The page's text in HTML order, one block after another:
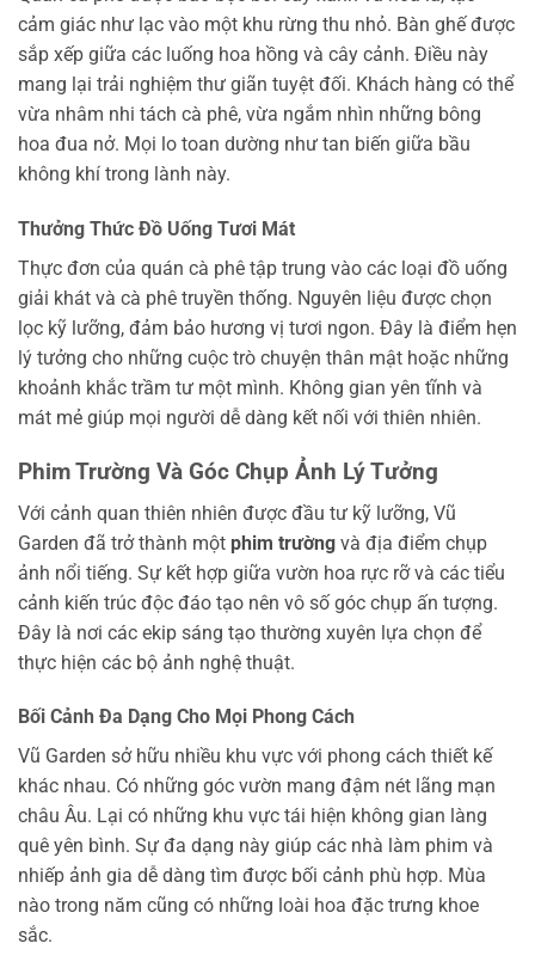
cảm giác như lạc vào một khu rừng thu nhỏ. Bàn ghế được
sắp xếp giữa các luống hoa hồng và cây cảnh. Điều này
mang lại trải nghiệm thư giãn tuyệt đối. Khách hàng có thể
vừa nhâm nhi tách cà phê, vừa ngắm nhìn những bông
hoa đua nở. Mọi lo toan dường như tan biến giữa bầu
không khí trong lành này.
Thưởng Thức Đồ Uống Tươi Mát
Thực đơn của quán cà phê tập trung vào các loại đồ uống
giải khát và cà phê truyền thống. Nguyên liệu được chọn
lọc kỹ lưỡng, đảm bảo hương vị tươi ngon. Đây là điểm hẹn
lý tưởng cho những cuộc trò chuyện thân mật hoặc những
khoảnh khắc trầm tư một mình. Không gian yên tĩnh và
mát mẻ giúp mọi người dễ dàng kết nối với thiên nhiên.
Phim Trường Và Góc Chụp Ảnh Lý Tưởng
Với cảnh quan thiên nhiên được đầu tư kỹ lưỡng, Vũ
Garden đã trở thành một phim trường và địa điểm chụp
ảnh nổi tiếng. Sự kết hợp giữa vườn hoa rực rỡ và các tiểu
cảnh kiến trúc độc đáo tạo nên vô số góc chụp ấn tượng.
Đây là nơi các ekip sáng tạo thường xuyên lựa chọn để
thực hiện các bộ ảnh nghệ thuật.
Bối Cảnh Đa Dạng Cho Mọi Phong Cách
Vũ Garden sở hữu nhiều khu vực với phong cách thiết kế
khác nhau. Có những góc vườn mang đậm nét lãng mạn
châu Âu. Lại có những khu vực tái hiện không gian làng
quê yên bình. Sự đa dạng này giúp các nhà làm phim và
nhiếp ảnh gia dễ dàng tìm được bối cảnh phù hợp. Mùa
nào trong năm cũng có những loài hoa đặc trưng khoe
sắc.